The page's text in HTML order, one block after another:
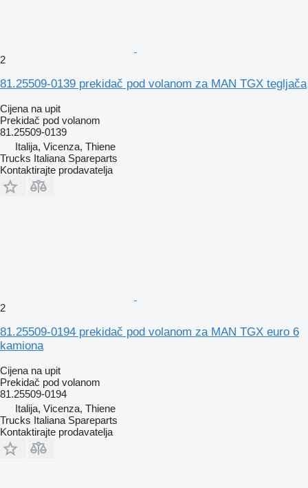
2
81.25509-0139 prekidač pod volanom za MAN TGX tegljača
Cijena na upit
Prekidač pod volanom
81.25509-0139
Italija, Vicenza, Thiene
Trucks Italiana Spareparts
Kontaktirajte prodavatelja
2
81.25509-0194 prekidač pod volanom za MAN TGX euro 6
kamiona
Cijena na upit
Prekidač pod volanom
81.25509-0194
Italija, Vicenza, Thiene
Trucks Italiana Spareparts
Kontaktirajte prodavatelja